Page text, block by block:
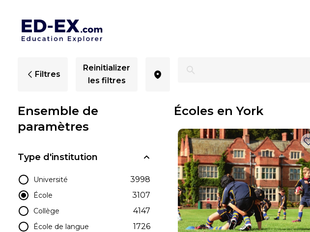
Filtres
Reinitializer
les filtres
Ensemble de
paramètres
Type d'institution
Université 3998
École 3107
Collège 4147
École de langue 1726
Écoles en York